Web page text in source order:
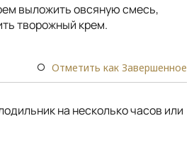
выложить овсяную смесь,
творожный крем.
Отметить как Завершенное
на несколько часов или